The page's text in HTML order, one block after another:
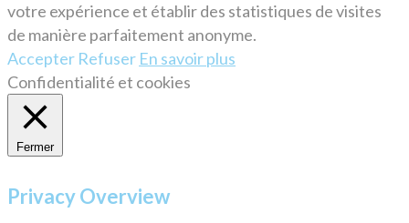
votre expérience et établir des statistiques de visites
de manière parfaitement anonyme.
Accepter Refuser En savoir plus
Confidentialité et cookies
Fermer
Privacy Overview